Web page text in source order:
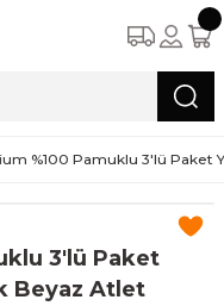
%100 Pamuklu 3'lü Paket
3'lü Paket
Beyaz Atlet